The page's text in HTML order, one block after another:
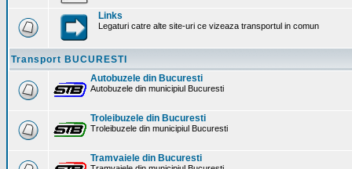
Links
Legaturi catre alte site-uri ce vizeaza transportul in comun
Transport BUCURESTI
Autobuzele din Bucuresti
Autobuzele din municipiul Bucuresti
Troleibuzele din Bucuresti
Troleibuzele din municipiul Bucuresti
Tramvaiele din Bucuresti